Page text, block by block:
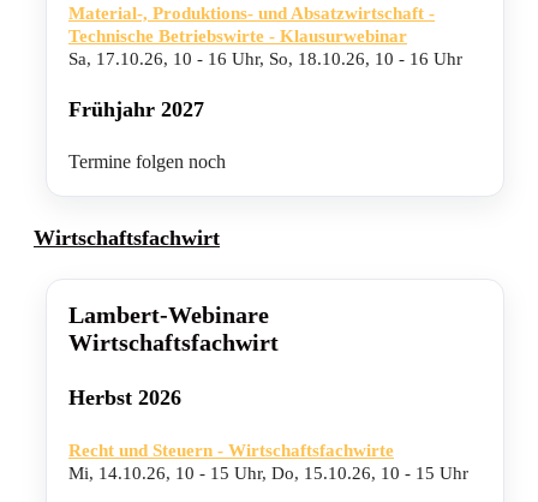
Material-, Produktions- und Absatzwirtschaft -
Technische Betriebswirte - Klausurwebinar
Sa, 17.10.26, 10 - 16 Uhr, So, 18.10.26, 10 - 16 Uhr
Frühjahr 2027
Termine folgen noch
Wirtschaftsfachwirt
Lambert-Webinare
Wirtschaftsfachwirt
Herbst 2026
Recht und Steuern - Wirtschaftsfachwirte
Mi, 14.10.26, 10 - 15 Uhr, Do, 15.10.26, 10 - 15 Uhr